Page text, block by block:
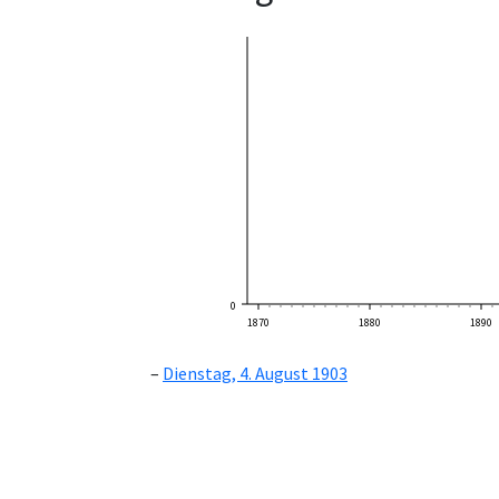
0
1870
1880 1890
Dienstag, 4. August 1903